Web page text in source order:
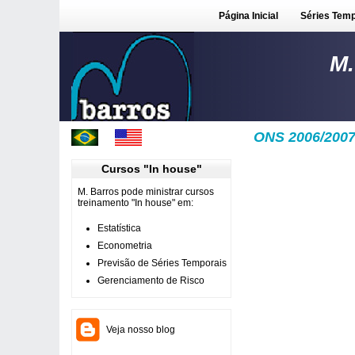
Página Inicial Séries
Cursos "In house"
M. Barros pode ministrar cursos
treinamento "In house" em:
Estatística
Econometria
Previsão de Séries Temporais
Gerenciamento de Risco
Veja nosso blog
ONS 2006/